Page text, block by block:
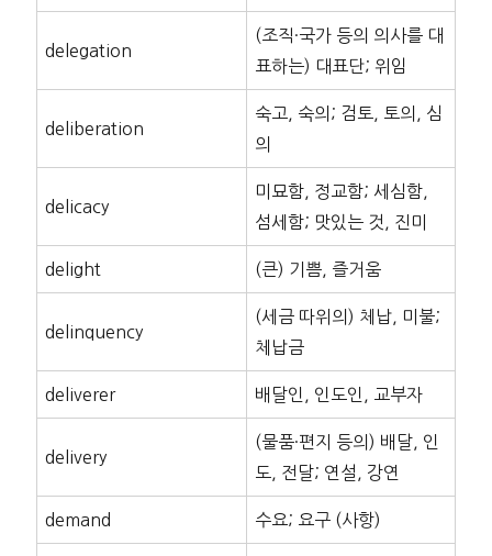
delegation
(조직·국가 등의 의사를 대
표하는) 대표단; 위임
deliberation
숙고, 숙의; 검토, 토의, 심
의
delicacy
미묘함, 정교함; 세심함,
섬세함; 맛있는 것, 진미
delight (큰) 기쁨, 즐거움
delinquency
(세금 따위의) 체납, 미불;
체납금
deliverer 배달인, 인도인, 교부자
delivery
(물품·편지 등의) 배달, 인
도, 전달; 연설, 강연
demand 수요; 요구 (사항)